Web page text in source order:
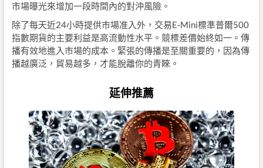
市場曝光來增加一段時間內的對沖風險。
除了每天近24小時提供市場准入外，交易E-Mini標準普爾500
指數期貨的主要利益是高流動性水平。競標差價始終如一。傳
播有效地進入市場的成本。緊張的傳播是至關重要的，因為傳
播越廣泛，貿易越多，才能脫離你的青睞。
延伸推薦